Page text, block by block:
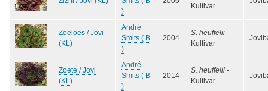
)
Kultivar
Zoeloes / Jovi
(KL)
André
Smits ( B
)
2004
S. heuffelii -
Kultivar
Zoete / Jovi
(KL)
André
Smits ( B
)
2014
S. heuffelii -
Kultivar